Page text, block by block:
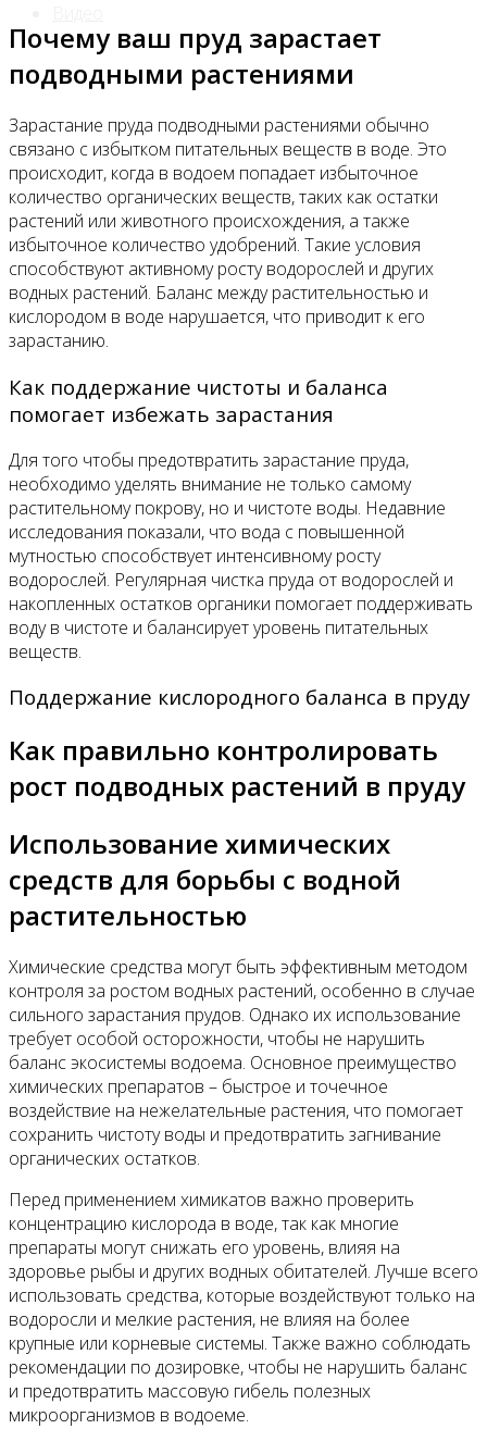
Почему ваш пруд зарастает
подводными растениями
Зарастание пруда подводными растениями обычно
связано с избытком питательных веществ в воде. Это
происходит, когда в водоем попадает избыточное
количество органических веществ, таких как остатки
растений или животного происхождения, а также
избыточное количество удобрений. Такие условия
способствуют активному росту водорослей и других
водных растений. Баланс между растительностью и
кислородом в воде нарушается, что приводит к его
зарастанию.
Как поддержание чистоты и баланса
помогает избежать зарастания
Для того чтобы предотвратить зарастание пруда,
необходимо уделять внимание не только самому
растительному покрову, но и чистоте воды. Недавние
исследования показали, что вода с повышенной
мутностью способствует интенсивному росту
водорослей. Регулярная чистка пруда от водорослей и
накопленных остатков органики помогает поддерживать
воду в чистоте и балансирует уровень питательных
веществ.
Поддержание кислородного баланса в пруду
Как правильно контролировать
рост подводных растений в пруду
Использование химических
средств для борьбы с водной
растительностью
Химические средства могут быть эффективным методом
контроля за ростом водных растений, особенно в случае
сильного зарастания прудов. Однако их использование
требует особой осторожности, чтобы не нарушить
баланс экосистемы водоема. Основное преимущество
химических препаратов – быстрое и точечное
воздействие на нежелательные растения, что помогает
сохранить чистоту воды и предотвратить загнивание
органических остатков.
Перед применением химикатов важно проверить
концентрацию кислорода в воде, так как многие
препараты могут снижать его уровень, влияя на
здоровье рыбы и других водных обитателей. Лучше всего
использовать средства, которые воздействуют только на
водоросли и мелкие растения, не влияя на более
крупные или корневые системы. Также важно соблюдать
рекомендации по дозировке, чтобы не нарушить баланс
и предотвратить массовую гибель полезных
микроорганизмов в водоеме.